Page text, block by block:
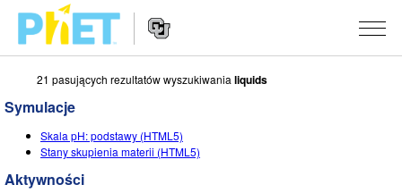
Przeszukaj
witrynę
PhET
stronie
SYMULACJE
21 pasujących rezultatów wyszukiwania liquids
Symulacje
Skala pH: podstawy (HTML5)
Stany skupienia materii (HTML5)
Aktywności